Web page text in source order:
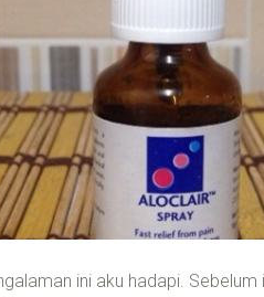
ini aku hadapi. Sebelum